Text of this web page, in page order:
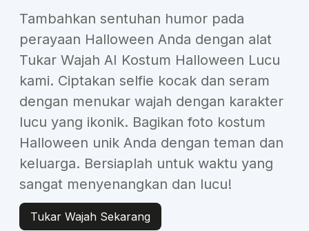
Tambahkan sentuhan humor pada
perayaan Halloween Anda dengan alat
Tukar Wajah AI Kostum Halloween Lucu
kami. Ciptakan selfie kocak dan seram
dengan menukar wajah dengan karakter
lucu yang ikonik. Bagikan foto kostum
Halloween unik Anda dengan teman dan
keluarga. Bersiaplah untuk waktu yang
sangat menyenangkan dan lucu!
Tukar Wajah Sekarang